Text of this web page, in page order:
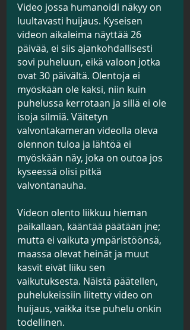
Video jossa humanoidi näkyy on
luultavasti huijaus. Kyseisen
videon aikaleima näyttää 26
päivää, ei siis ajankohdallisesti
sovi puheluun, eikä valoon jotka
ovat 30 päivältä. Olentoja ei
myöskään ole kaksi, niin kuin
puhelussa kerrotaan ja sillä ei ole
isoja silmiä. Väitetyn
valvontakameran videolla oleva
olennon tuloa ja lähtöä ei
myöskään näy, joka on outoa jos
kyseessä olisi pitkä
valvontanauha.
Videon olento liikkuu hieman
paikallaan, kääntää päätään jne;
mutta ei vaikuta ympäristöönsä,
maassa olevat heinät ja muut
kasvit eivät liiku sen
vaikutuksesta. Näistä päätellen,
puhelukeissiin liitetty video on
huijaus, vaikka itse puhelu onkin
todellinen.